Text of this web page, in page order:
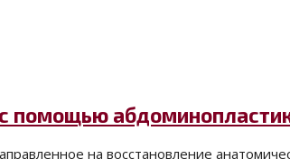
помощью
на восстановление